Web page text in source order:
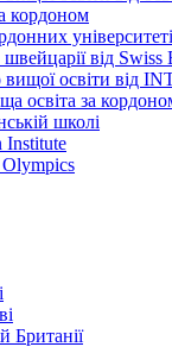
кордоном
від
вищої освіти від
освіта за
школі
Institute
Британії